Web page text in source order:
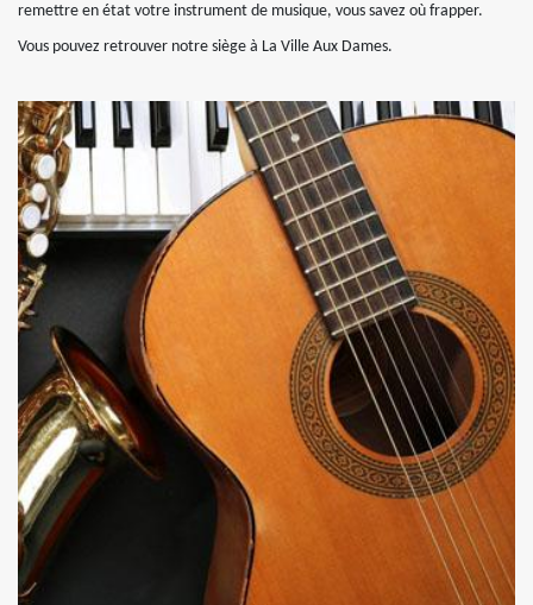
remettre en état votre instrument de musique, vous savez où frapper.
Vous pouvez retrouver notre siège à La Ville Aux Dames.